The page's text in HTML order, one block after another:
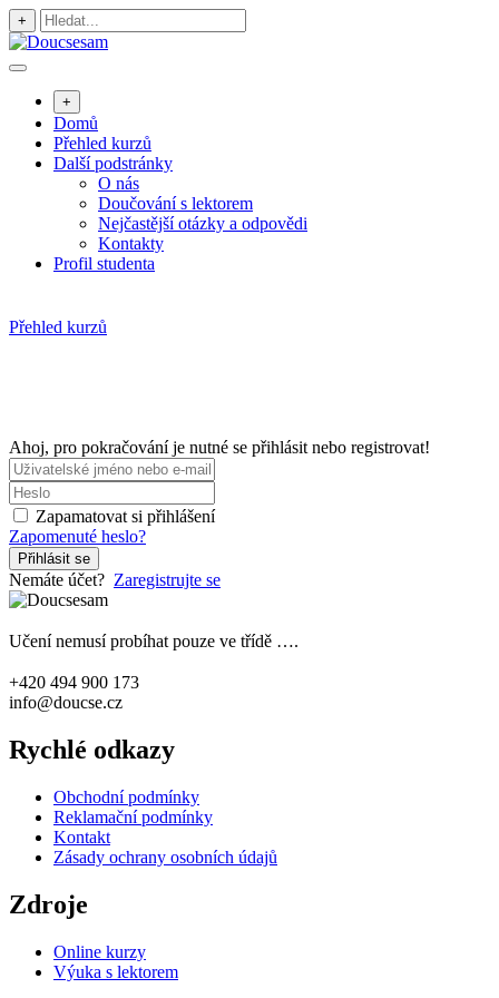
Přejít
k
+
+
Domů
Přehled kurzů
Další podstránky
O nás
Doučování s lektorem
Nejčastější otázky a odpovědi
Kontakty
Profil studenta
Přehled kurzů
Ahoj, pro pokračování je nutné se přihlásit nebo registrovat!
Zapamatovat si přihlášení
Zapomenuté heslo?
Přihlásit se
Nemáte účet? Zaregistrujte se
Učení nemusí probíhat pouze ve třídě ….
+420 494 900 173
info@doucse.cz
Rychlé odkazy
Obchodní podmínky
Reklamační podmínky
Kontakt
Zásady ochrany osobních údajů
Zdroje
Online kurzy
Výuka s lektorem